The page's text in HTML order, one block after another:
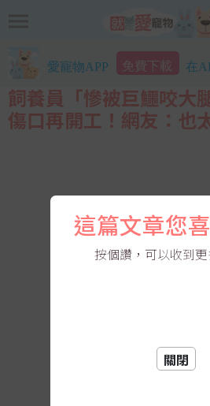
愛寵物APP 免費下載 在
飼養員「慘被巨鱷咬大
傷口再開工！網友：也
這篇文章您
按個讚，可以收到
關閉